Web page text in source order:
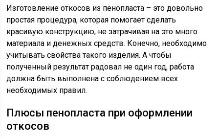
Изготовление откосов из пенопласта – это довольно
простая процедура, которая помогает сделать
красивую конструкцию, не затрачивая на это много
материала и денежных средств. Конечно, необходимо
учитывать свойства такого изделия. А чтобы
полученный результат радовал не один год, работа
должна быть выполнена с соблюдением всех
необходимых правил.
Плюсы пенопласта при оформлении
откосов